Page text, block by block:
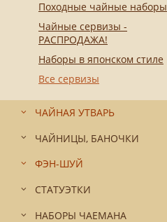
Походные чайные наборы
Чайные сервизы -
РАСПРОДАЖА!
Наборы в японском стиле
Все сервизы
ЧАЙНАЯ УТВАРЬ
ЧАЙНИЦЫ, БАНОЧКИ
ФЭН-ШУЙ
СТАТУЭТКИ
НАБОРЫ ЧАЕМАНА